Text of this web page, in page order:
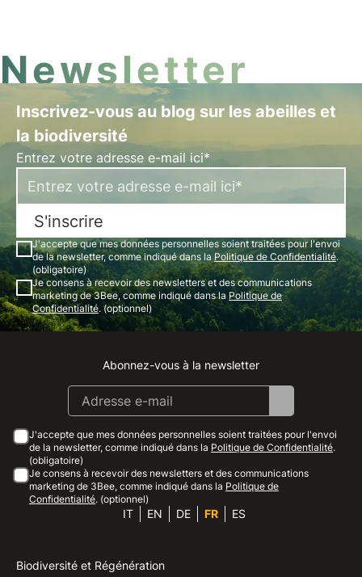
Newsletter
Inscrivez-vous au blog sur les abeilles et
la biodiversité
Entrez votre adresse e-mail ici*
S'inscrire
J'accepte que mes données personnelles soient traitées pour l'envoi
de la newsletter, comme indiqué dans la Politique de Confidentialité.
(obligatoire)
Je consens à recevoir des newsletters et des communications
marketing de 3Bee, comme indiqué dans la Politique de
Confidentialité. (optionnel)
Instagram
Facebook
Linkedin
Youtube
Abonnez-vous à la newsletter
J'accepte que mes données personnelles soient traitées pour l'envoi
de la newsletter, comme indiqué dans la Politique de Confidentialité.
(obligatoire)
Je consens à recevoir des newsletters et des communications
marketing de 3Bee, comme indiqué dans la Politique de
Confidentialité. (optionnel)
IT EN DE FR ES
Biodiversité et Régénération